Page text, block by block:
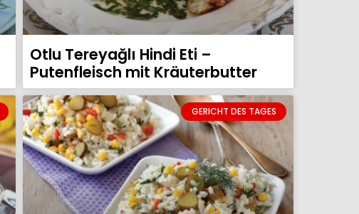
Otlu Tereyağlı Hindi Eti –
Putenfleisch mit Kräuterbutter
GERICHT DES TAGES